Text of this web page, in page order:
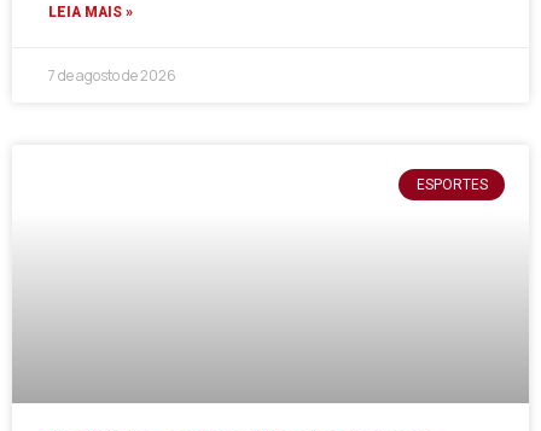
LEIA MAIS »
7 de agosto de 2026
ESPORTES